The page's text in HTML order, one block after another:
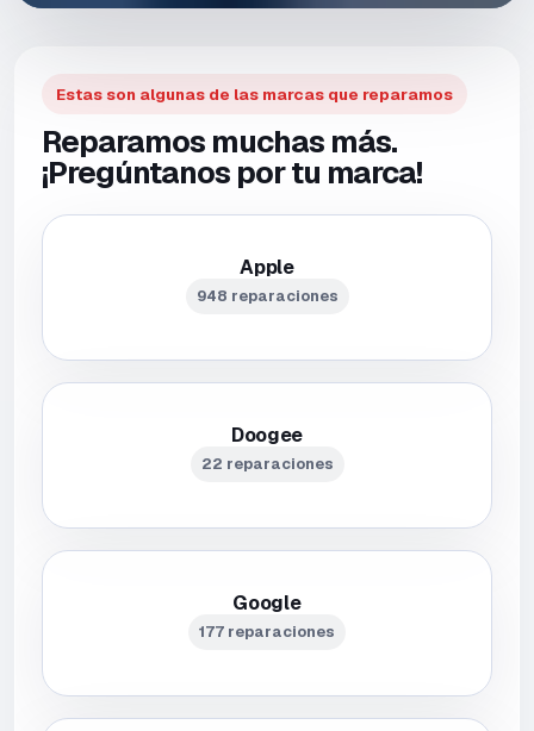
Estas son algunas de las marcas que reparamos
Reparamos muchas más.
¡Pregúntanos por tu marca!
Apple
948 reparaciones
Doogee
22 reparaciones
Google
177 reparaciones